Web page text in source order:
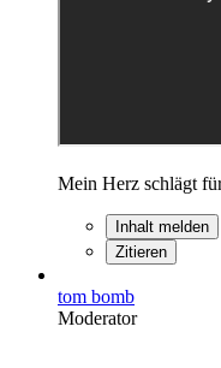
Mein Herz schlägt
Inhalt melden
Zitieren
tom bomb
Moderator